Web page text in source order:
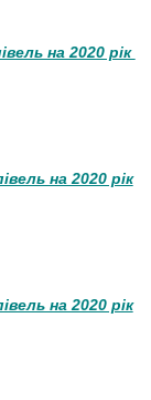
на 2020 рік
на 2020 рік
на 2020 рік